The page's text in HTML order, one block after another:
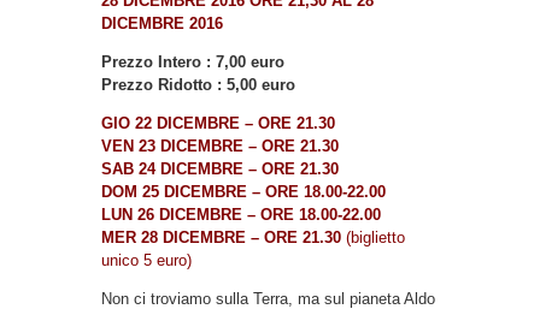
DICEMBRE 2016
Prezzo Intero : 7,00 euro
Prezzo Ridotto : 5,00 euro
GIO 22 DICEMBRE – ORE 21.30
VEN 23 DICEMBRE – ORE 21.30
SAB 24 DICEMBRE – ORE 21.30
DOM 25 DICEMBRE – ORE 18.00-22.00
LUN 26 DICEMBRE – ORE 18.00-22.00
MER 28 DICEMBRE – ORE 21.30 (biglietto
unico 5 euro)
Non ci troviamo sulla Terra, ma sul pianeta Aldo